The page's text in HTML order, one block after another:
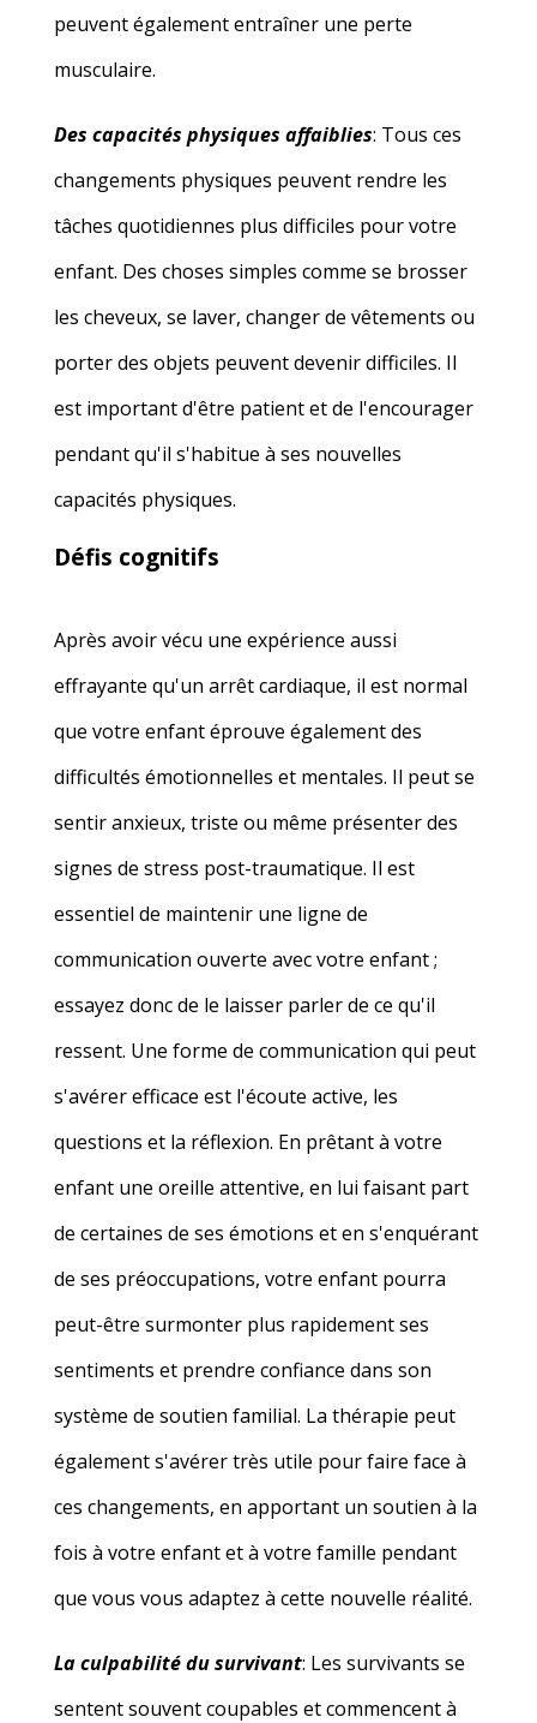
peuvent également entraîner une perte
musculaire.
Des capacités physiques affaiblies: Tous ces
changements physiques peuvent rendre les
tâches quotidiennes plus difficiles pour votre
enfant. Des choses simples comme se brosser
les cheveux, se laver, changer de vêtements ou
porter des objets peuvent devenir difficiles. Il
est important d'être patient et de l'encourager
pendant qu'il s'habitue à ses nouvelles
capacités physiques.
Défis cognitifs
Après avoir vécu une expérience aussi
effrayante qu'un arrêt cardiaque, il est normal
que votre enfant éprouve également des
difficultés émotionnelles et mentales. Il peut se
sentir anxieux, triste ou même présenter des
signes de stress post-traumatique. Il est
essentiel de maintenir une ligne de
communication ouverte avec votre enfant ;
essayez donc de le laisser parler de ce qu'il
ressent. Une forme de communication qui peut
s'avérer efficace est l'écoute active, les
questions et la réflexion. En prêtant à votre
enfant une oreille attentive, en lui faisant part
de certaines de ses émotions et en s'enquérant
de ses préoccupations, votre enfant pourra
peut-être surmonter plus rapidement ses
sentiments et prendre confiance dans son
système de soutien familial. La thérapie peut
également s'avérer très utile pour faire face à
ces changements, en apportant un soutien à la
fois à votre enfant et à votre famille pendant
que vous vous adaptez à cette nouvelle réalité.
La culpabilité du survivant: Les survivants se
sentent souvent coupables et commencent à